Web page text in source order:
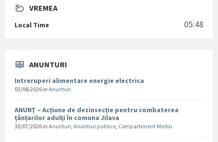
VREMEA
Local Time 05:48
ANUNTURI
Intreruperi alimentare energie electrica
03/08/2026 in Anunturi
ANUNȚ – Acțiune de dezinsecție pentru combaterea
țânțarilor adulți în comuna Jilava
30/07/2026 in Anunturi, Anunturi publice, Compartiment Mediu